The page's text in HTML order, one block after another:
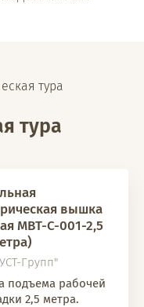
тура
тура
вышка
МВТ-С-001-2,5
Групп"
подъема рабочей
2,5 метра.